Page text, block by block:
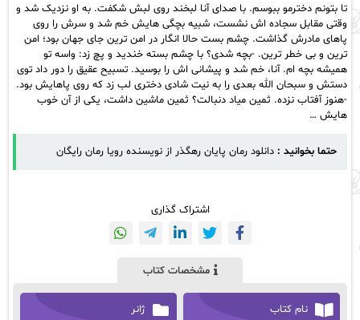
تا بتونم دخترمو ببوسم. با صدای آنا لبخند روی لبش شکفت. به او نزدیک شد و
وقتی مقابل سجاده‌ اش نشست، شبیه بچگی هایش خم شد و سرش را روی
پاهای مادرش گذاشت. چشم بست حالا انگار در امن ترین جای جهان بود؛ امن
ترین و بی خطر ترین. -بچه شدی؟ با چشم بسته خندید و پچ زد: واسه تو
همیشه بچه ام. آنا، خم شد و پیشانی اش را بوسید. تسبیح عقیق را دور داد توی
دستش و سبحان الله بعدی را به نیت شادی دختری لب زد که روی پاهایش بود.
-هنوز آفتاب نزده. ثمین میاد دنبالت؟ ثمین ماشین داشت، یکی از آن خوب
هایش …
حتما بخوانید : دانلود رمان پایان رهگذر از نویسنده رویا رمان رایگان
اشتراک گذاری
مشخصات کتاب
نام کتاب ژانر